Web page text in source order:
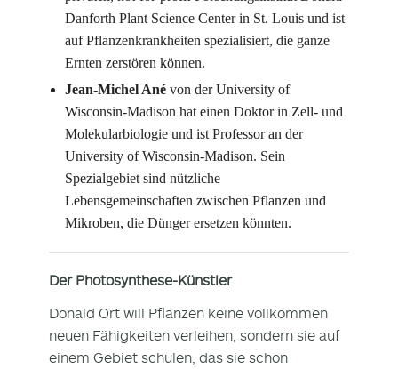
Danforth Plant Science Center in St. Louis und ist
auf Pflanzenkrankheiten spezialisiert, die ganze
Ernten zerstören können.
Jean-Michel Ané von der University of
Wisconsin-Madison hat einen Doktor in Zell- und
Molekularbiologie und ist Professor an der
University of Wisconsin-Madison. Sein
Spezialgebiet sind nützliche
Lebensgemeinschaften zwischen Pflanzen und
Mikroben, die Dünger ersetzen könnten.
Der Photosynthese-Künstler
Donald Ort will Pflanzen keine vollkommen
neuen Fähigkeiten verleihen, sondern sie auf
einem Gebiet schulen, das sie schon